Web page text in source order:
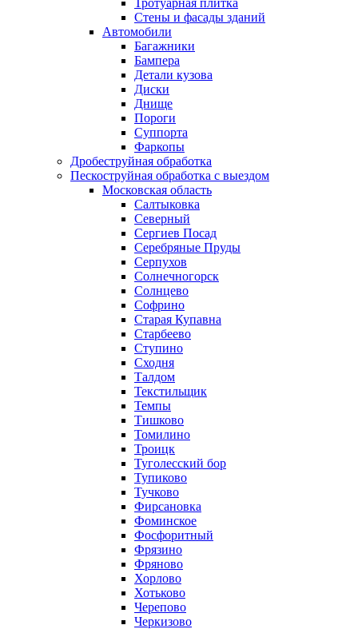
Стены и фасады зданий
Автомобили
Багажники
Бампера
Детали кузова
Диски
Днище
Пороги
Суппорта
Фаркопы
Дробеструйная обработка
Пескоструйная обработка с выездом
Московская область
Салтыковка
Северный
Сергиев Посад
Серебряные Пруды
Серпухов
Солнечногорск
Солнцево
Софрино
Старая Купавна
Старбеево
Ступино
Сходня
Талдом
Текстильщик
Темпы
Тишково
Томилино
Троицк
Туголесский бор
Тупиково
Тучково
Фирсановка
Фоминское
Фосфоритный
Фрязино
Фряново
Хорлово
Хотьково
Черепово
Черкизово